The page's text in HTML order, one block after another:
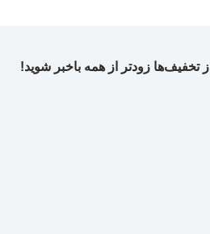
از تخفیف‌ها زودتر از همه باخبر شوید!